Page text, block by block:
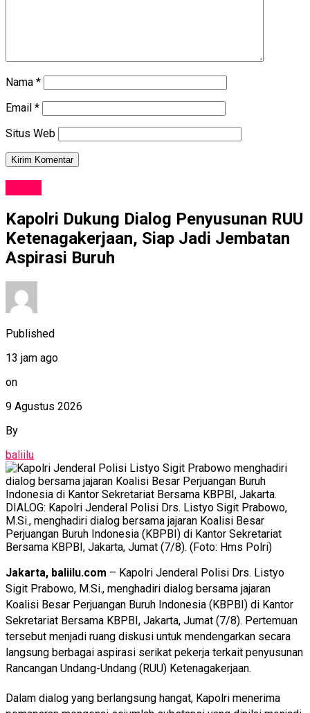
Nama *
Email *
Situs Web
Kapolri Dukung Dialog Penyusunan RUU
Ketenagakerjaan, Siap Jadi Jembatan
Aspirasi Buruh
Published
13 jam ago
on
9 Agustus 2026
By
baliilu
DIALOG: Kapolri Jenderal Polisi Drs. Listyo Sigit Prabowo,
M.Si., menghadiri dialog bersama jajaran Koalisi Besar
Perjuangan Buruh Indonesia (KBPBI) di Kantor Sekretariat
Bersama KBPBI, Jakarta, Jumat (7/8). (Foto: Hms Polri)
Jakarta, baliilu.com – Kapolri Jenderal Polisi Drs. Listyo
Sigit Prabowo, M.Si., menghadiri dialog bersama jajaran
Koalisi Besar Perjuangan Buruh Indonesia (KBPBI) di Kantor
Sekretariat Bersama KBPBI, Jakarta, Jumat (7/8). Pertemuan
tersebut menjadi ruang diskusi untuk mendengarkan secara
langsung berbagai aspirasi serikat pekerja terkait penyusunan
Rancangan Undang-Undang (RUU) Ketenagakerjaan.
Dalam dialog yang berlangsung hangat, Kapolri menerima